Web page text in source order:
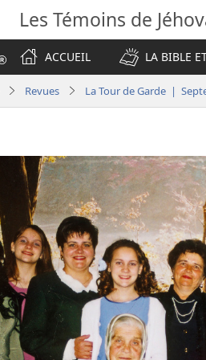
Les Témoins de
ACCUEIL
LA BIBLE
Revues La Tour de Garde |